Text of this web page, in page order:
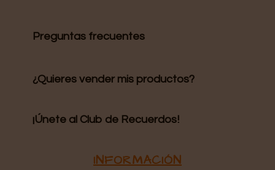
Preguntas frecuentes
¿Quieres vender mis productos?
¡Únete al Club de Recuerdos!
INFORMACIÓN